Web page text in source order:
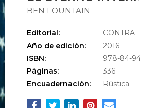
BEN FOUNTAIN
Editorial:
CONTRA
Año de edición:
2016
ISBN:
978-84-
Páginas:
336
Encuadernación:
Rústica